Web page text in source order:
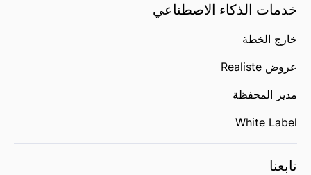
خدمات الذكاء الاصطناعي
خارج الخطة
عروض Realiste
مدير المحفظة
White Label
تابعنا